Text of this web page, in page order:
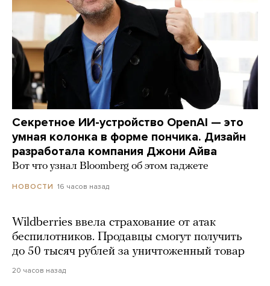
Секретное ИИ-устройство OpenAI — это
умная колонка в форме пончика. Дизайн
разработала компания Джони Айва
Вот что узнал Bloomberg об этом гаджете
НОВОСТИ 16 часов назад
Wildberries ввела страхование от атак
беспилотников. Продавцы смогут получить
до 50 тысяч рублей за уничтоженный товар
20 часов назад